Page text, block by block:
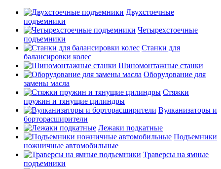
Двухстоечные
подъемники
Четырехстоечные
подъемники
Станки для
балансировки колес
Шиномонтажные станки
Оборудование для
замены масла
Стяжки
пружин и тянущие цилиндры
Вулканизаторы и
борторасширители
Лежаки подкатные
Подъемники
ножничные автомобильные
Траверсы на ямные
подъемники